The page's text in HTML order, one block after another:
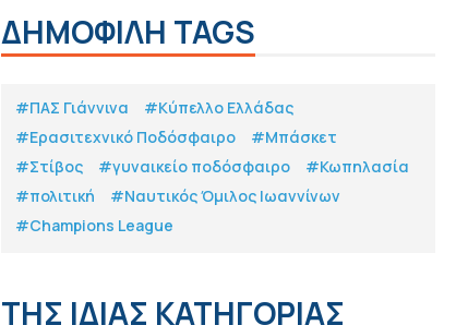
ΔΗΜΟΦΙΛΗ TAGS
#ΠΑΣ Γιάννινα
#Κύπελλο Ελλάδας
#Eρασιτεχνικό Ποδόσφαιρο
#Μπάσκετ
#Στίβος
#γυναικείο ποδόσφαιρο
#Κωπηλασία
#πολιτική
#Ναυτικός Όμιλος Ιωαννίνων
#Champions League
ΤΗΣ ΙΔΙΑΣ ΚΑΤΗΓΟΡΙΑΣ